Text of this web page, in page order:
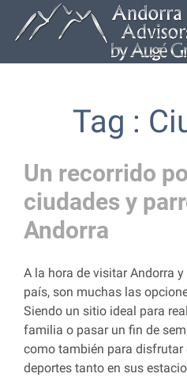
Tag :
Un recorrido
ciudades y
Andorra
A la hora de visitar Andorra
país, son muchas las
Siendo un sitio ideal para
familia o pasar un fin de
como también para disfrutar
deportes tanto en sus